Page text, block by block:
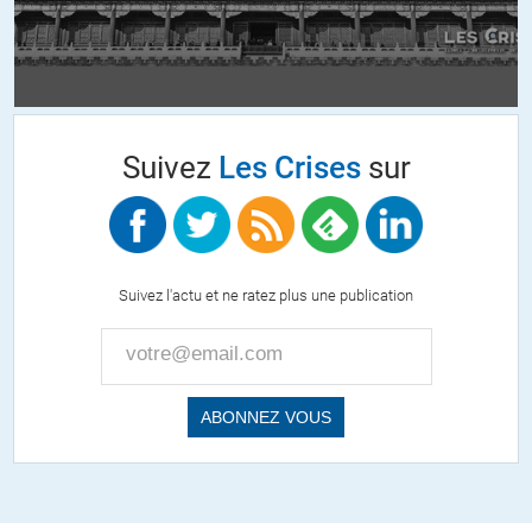
Suivez Les Crisessur
Suivez l'actu et ne ratez plus une publication